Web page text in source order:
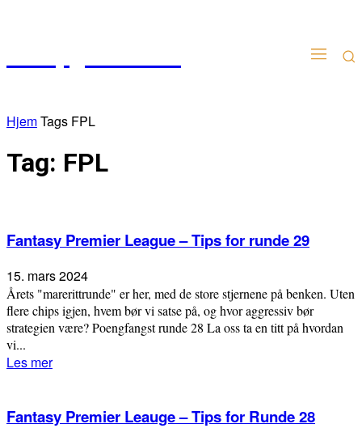
HjemTags FPL
Tag: FPL
Fantasy Premier League – Tips for runde 29
15. mars 2024
Årets "marerittrunde" er her, med de store stjernene på benken. Uten
flere chips igjen, hvem bør vi satse på, og hvor aggressiv bør
strategien være? Poengfangst runde 28 La oss ta en titt på hvordan
vi...
Les mer
Fantasy Premier Leauge – Tips for Runde 28